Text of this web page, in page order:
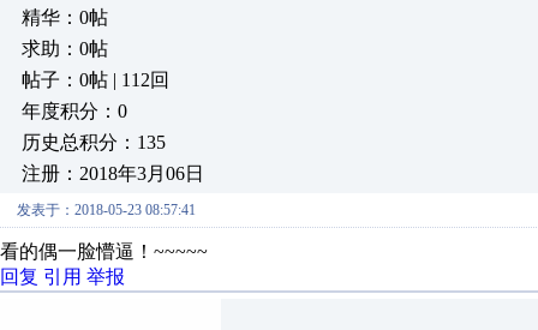
精华：0帖
求助：0帖
帖子：0帖 | 112回
年度积分：0
历史总积分：135
注册：2018年3月06日
发表于：2018-05-23 08:57:41
看的偶一脸懵逼！~~~~~
回复 引用 举报